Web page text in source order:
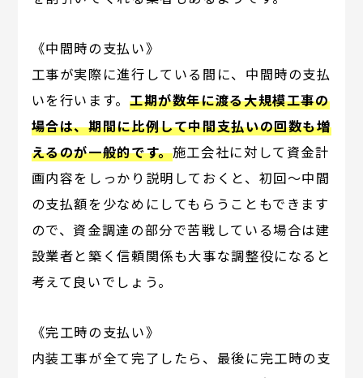
《中間時の支払い》
工事が実際に進行している間に、中間時の支払
いを行います。 工期が数年に渡る大規模工事の
場合は、期間に比例して中間支払いの回数も増
えるのが一般的です。施工会社に対して資金計
画内容をしっかり説明しておくと、初回～中間
の支払額を少なめにしてもらうこともできます
ので、資金調達の部分で苦戦している場合は建
設業者と築く信頼関係も大事な調整役になると
考えて良いでしょう。
《完工時の支払い》
内装工事が全て完了したら、最後に完工時の支